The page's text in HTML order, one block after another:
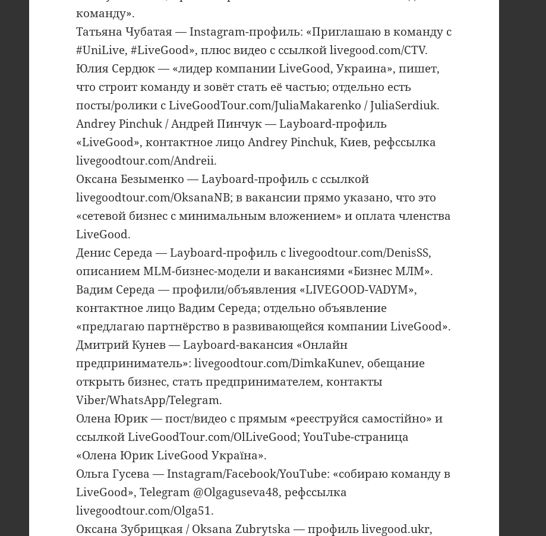
команду».
Татьяна Чубатая — Instagram-профиль: «Приглашаю в команду с
#UniLive, #LiveGood», плюс видео с ссылкой livegood.com/CTV.
Юлия Сердюк — «лидер компании LiveGood, Украина», пишет,
что строит команду и зовёт стать её частью; отдельно есть
посты/ролики с LiveGoodTour.com/JuliaMakarenko / JuliaSerdiuk.
Andrey Pinchuk / Андрей Пинчук — Layboard-профиль
«LiveGood», контактное лицо Andrey Pinchuk, Киев, рефссылка
livegoodtour.com/Andreii.
Оксана Безыменко — Layboard-профиль с ссылкой
livegoodtour.com/OksanaNB; в вакансии прямо указано, что это
«сетевой бизнес с минимальным вложением» и оплата членства
LiveGood.
Денис Середа — Layboard-профиль с livegoodtour.com/DenisSS,
описанием MLM-бизнес-модели и вакансиями «Бизнес МЛМ».
Вадим Середа — профили/объявления «LIVEGOOD-VADYM»,
контактное лицо Вадим Середа; отдельно объявление
«предлагаю партнёрство в развивающейся компании LiveGood».
Дмитрий Кунев — Layboard-вакансия «Онлайн
предприниматель»: livegoodtour.com/DimkaKunev, обещание
открыть бизнес, стать предпринимателем, контакты
Viber/WhatsApp/Telegram.
Олена Юрик — пост/видео с прямым «реєструйся самостійно» и
ссылкой LiveGoodTour.com/OlLiveGood; YouTube-страница
«Олена Юрик LiveGood Україна».
Ольга Гусева — Instagram/Facebook/YouTube: «собираю команду в
LiveGood», Telegram @Olgaguseva48, рефссылка
livegoodtour.com/Olga51.
Оксана Зубрицкая / Oksana Zubrytska — профиль livegood.ukr,